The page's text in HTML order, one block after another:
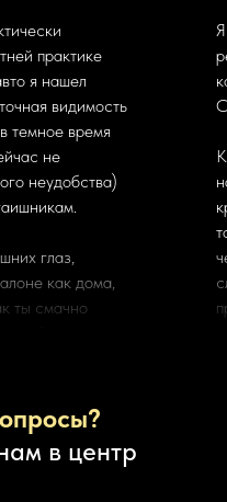
практике
я нашел
видимость
темное время
не
неудобства)
глаз,
как дома,
ты смачно
в центр